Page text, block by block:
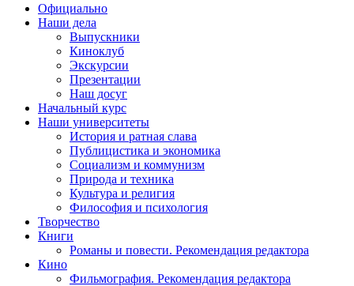
Официально
Наши дела
Выпускники
Киноклуб
Экскурсии
Презентации
Наш досуг
Начальный курс
Наши университеты
История и ратная слава
Публицистика и экономика
Социализм и коммунизм
Природа и техника
Культура и религия
Философия и психология
Творчество
Книги
Романы и повести. Рекомендация редактора
Кино
Фильмография. Рекомендация редактора